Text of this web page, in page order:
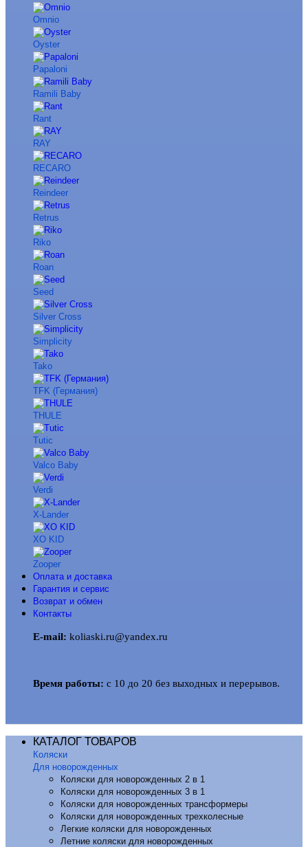
Omnio
Oyster
Papaloni
Ramili Baby
Rant
RAY
RECARO
Reindeer
Retrus
Riko
Roan
Seed
Silver Cross
Simplicity
Tako
TFK (Германия)
THULE
Tutic
Valco Baby
Verdi
X-Lander
XO KID
Zooper
Оплата и доставка
Гарантия и сервис
Возврат и обмен
Контакты
E-mail: koliaski.ru@yandex.ru
Время работы: с 10 до 20 без выходных и перерывов.
КАТАЛОГ ТОВАРОВ
Коляски
Для новорожденных
Коляски для новорожденных 2 в 1
Коляски для новорожденных 3 в 1
Коляски для новорожденных трансформеры
Коляски для новорожденных трехколесные
Легкие коляски для новорожденных
Летние коляски для новорожденных